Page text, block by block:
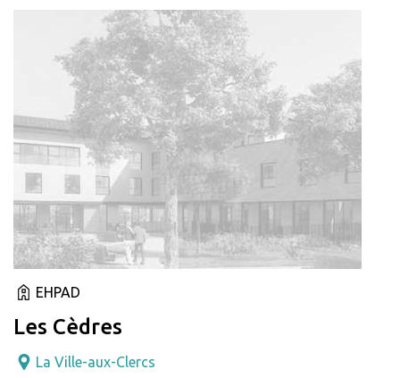
EHPAD
Les Cèdres
La Ville-aux-Clercs